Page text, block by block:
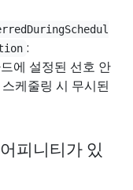
:
에 설정된 선호 안
케줄링 시 무시된
피니티가 있